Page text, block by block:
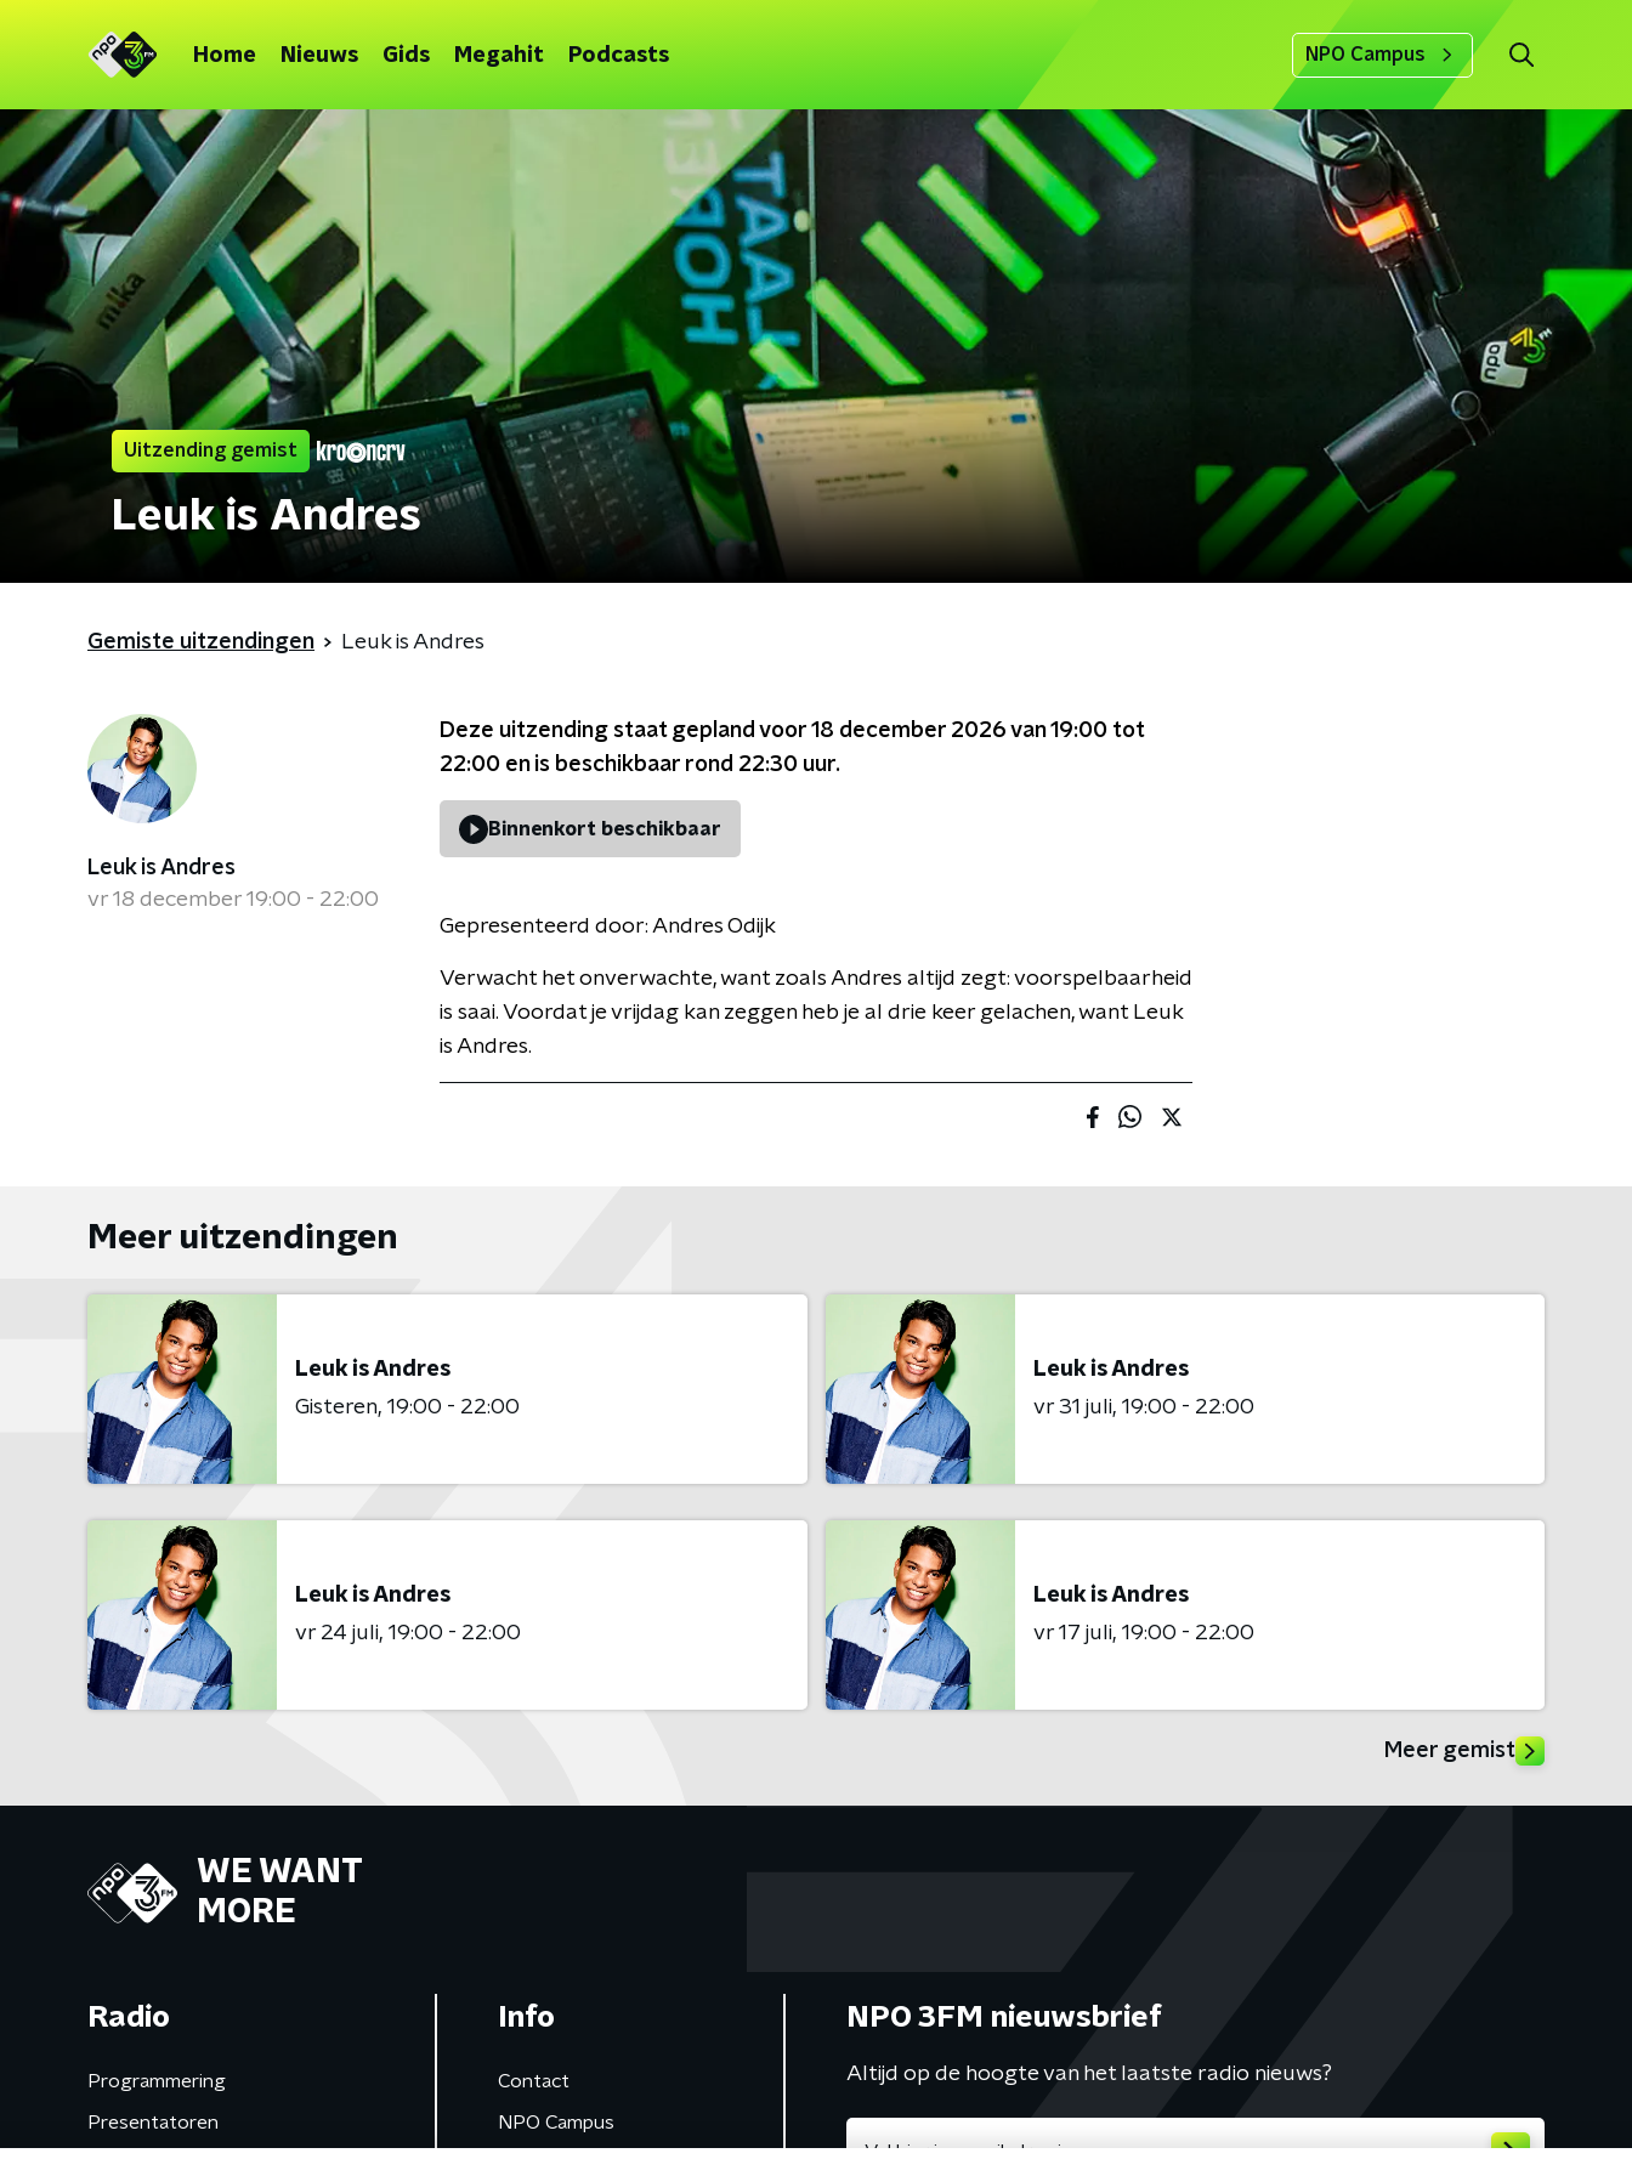
Home Nieuws Gids Megahit Podcasts NPO Campus
Uitzending gemist
Leuk is Andres
Gemiste uitzendingen Leuk is Andres
Leuk is Andres
vr 18 december 19:00 - 22:00
Deze uitzending staat gepland voor 18 december 2026 van 19:00 tot
22:00 en is beschikbaar rond 22:30 uur.
Binnenkort beschikbaar
Gepresenteerd door: Andres Odijk
Verwacht het onverwachte, want zoals Andres altijd zegt: voorspelbaarheid
is saai. Voordat je vrijdag kan zeggen heb je al drie keer gelachen, want Leuk
is Andres.
Meer uitzendingen
Leuk is Andres
Gisteren 19:00 - 22:00
Leuk is Andres
vr 31 juli 19:00 - 22:00
Leuk is Andres
vr 24 juli 19:00 - 22:00
Leuk is Andres
vr 17 juli 19:00 - 22:00
Meer gemist
WE WANT
MORE
Radio
Programmering
Presentatoren
Info
Contact
NPO Campus
NPO 3FM nieuwsbrief
Altijd op de hoogte van het laatste radio nieuws?